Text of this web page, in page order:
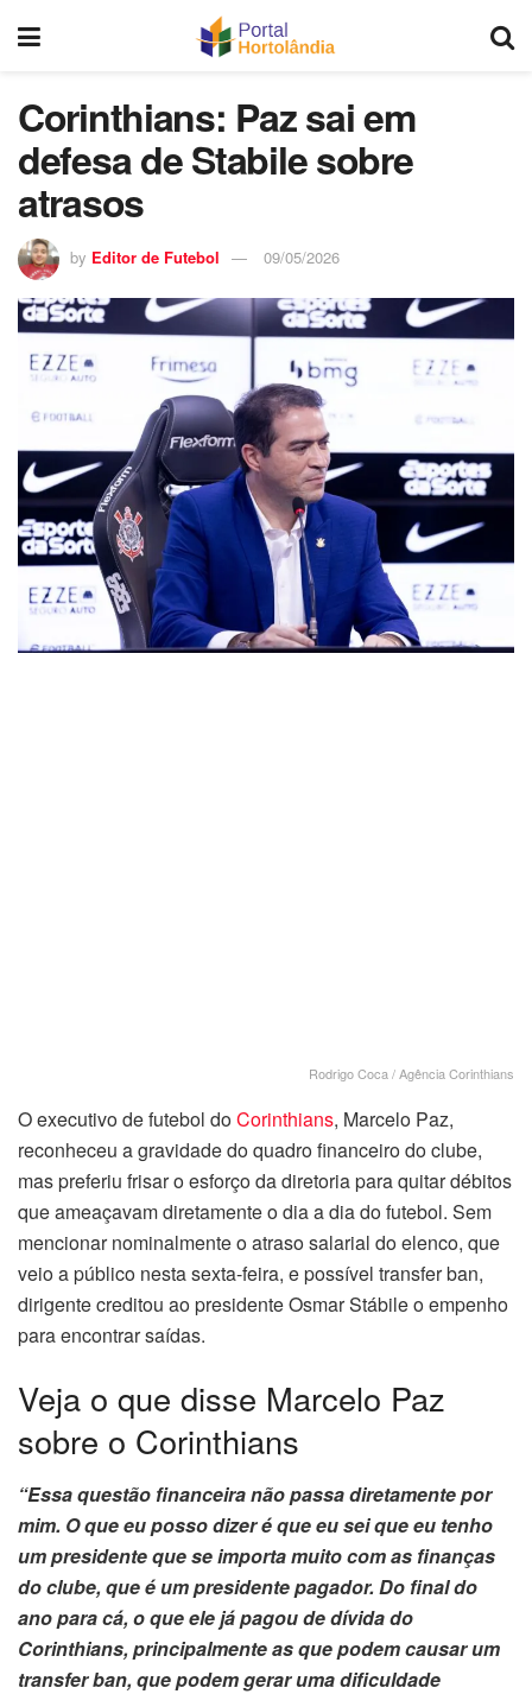
Corinthians: Paz sai em
defesa de Stabile sobre
atrasos
by Editor de Futebol 09/05/2026
Rodrigo Coca / Agência Corinthians
O executivo de futebol doCorinthians, Marcelo Paz,
reconheceu a gravidade do quadro financeiro do clube,
mas preferiu frisar o esforço da diretoria para quitar débitos
que ameaçavam diretamente o dia a dia do futebol. Sem
mencionar nominalmente o atraso salarial do elenco, que
veio a público nesta sexta-feira, e possível transfer ban,
dirigente creditou ao presidente Osmar Stábile o empenho
para encontrar saídas.
Veja o que disse Marcelo Paz
sobre o Corinthians
“Essa questão financeira não passa diretamente por
mim. O que eu posso dizer é que eu sei que eu tenho
um presidente que se importa muito com as finanças
do clube, que é um presidente pagador. Do final do
ano para cá, o que ele já pagou de dívida do
Corinthians, principalmente as que podem causar um
transfer ban, que podem gerar uma dificuldade